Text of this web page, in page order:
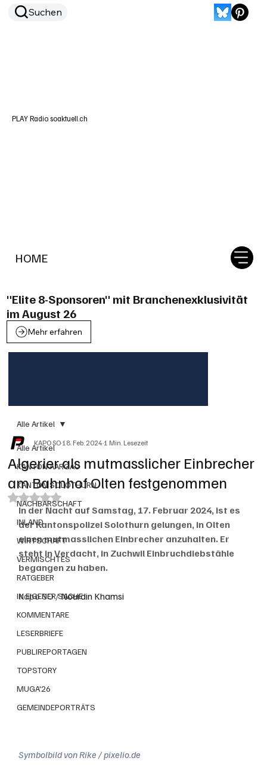
HOME
Suchen
PLAY Radio soaktuell.ch
"Elite 8-Sponsoren" mit Branchenexklusivität
im August 26
Mehr erfahren
Alle Artikel
KANTON AARGAU
KANTON SOLOTHURN
NACHBARSCHAFT
INLAND
WIRTSCHAFT
VERMISCHTES
RATGEBER
IN EIGENER SACHE
KOMMENTARE
LESERBRIEFE
PUBLIREPORTAGEN
TOPSTORY
MUGA'26
GEMEINDEPORTRÄTS
Alle Artikel
Algerier als mutmasslicher Einbrecher
am Bahnhof Olten festgenommen
KAPO SO18. Feb. 20241 Min. Lesezeit
Mit NaN von 5 Sternen bewertet.
In der Nacht auf Samstag, 17. Februar 2024, ist es
der Kantonspolizei Solothurn gelungen, in Olten
einen mutmasslichen Einbrecher anzuhalten. Er
steht in Verdacht, in Zuchwil Einbruchdiebstähle
begangen zu haben.
Kapo SO / Nourdin Khamsi
Symbolbild von Rike / pixelio.de